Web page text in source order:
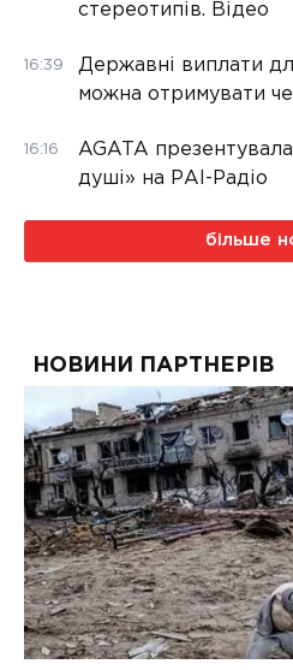
стереотипів. Відео
16:39
Державні виплати
можна отримувати
16:16
AGATA
душі» на РАІ-Радіо
більше